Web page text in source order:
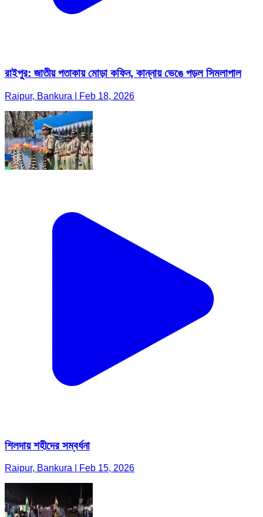
রাইপুর: জাতীয় পতাকায় মোড়া কফিন, কান্নায় ভেঙে পড়ল সিমলাপাল
Raipur, Bankura | Feb 18, 2026
শিলদায় শহীদের সম্বর্ধনা
Raipur, Bankura | Feb 15, 2026